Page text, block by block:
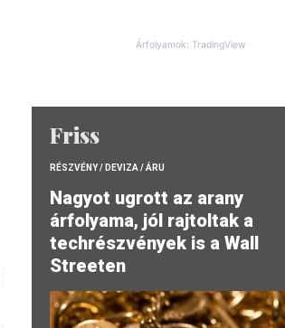
Árfolyamok: TradingView
Friss
RÉSZVÉNY / DEVIZA / ÁRU
Nagyot ugrott az arany
árfolyama, jól rajtoltak a
techrészvények is a Wall
Streeten